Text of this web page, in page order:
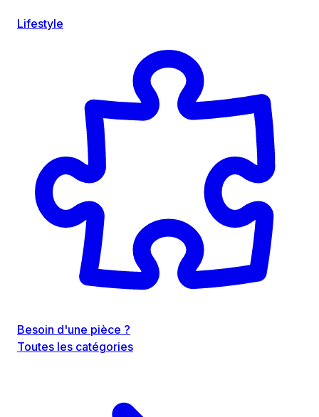
Lifestyle
Besoin d'une pièce ?
Toutes les catégories